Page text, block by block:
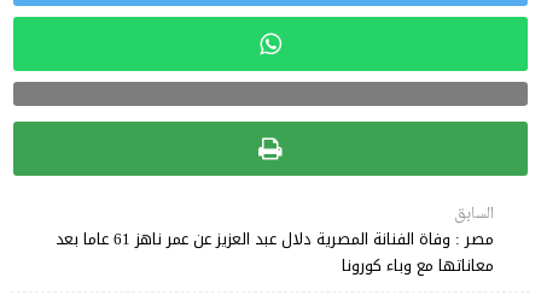
السابق
مصر : وفاة الفنانة المصرية دلال عبد العزيز عن عمر ناهز 61 عاما بعد
معاناتها مع وباء كورونا